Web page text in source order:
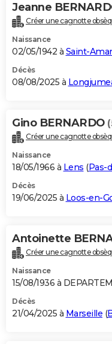
Jeanne
Créer une cagnotte
Naissance
02/05/1942 à Saint-
Décès
08/08/2025 à
Gino BERNARDO
Créer une cagnotte
Naissance
18/05/1966 à Lens (Pas-
Décès
19/06/2025 à Loos-en-
Antoinette
Créer une cagnotte
Naissance
15/08/1936 à
Décès
21/04/2025 à Marseille (